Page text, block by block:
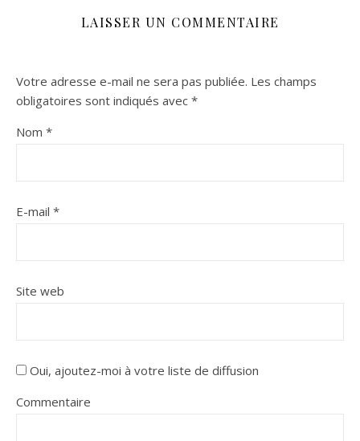
LAISSER UN COMMENTAIRE
Votre adresse e-mail ne sera pas publiée. Les champs
obligatoires sont indiqués avec *
Nom *
E-mail *
Site web
Oui, ajoutez-moi à votre liste de diffusion
Commentaire